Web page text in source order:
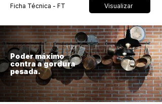
Ficha Técnica - FT Visualizar
Poder máximo
contra a gordura
pesada.